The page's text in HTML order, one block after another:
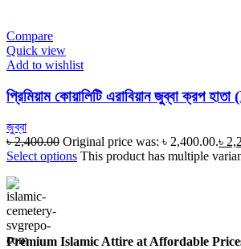
Compare
Quick view
Add to wishlist
প্রিমিয়াম কোয়ালিটি এরাবিয়ান জুব্বা ক্রপ
জুব্বা
৳2,400.00 Original price was: ৳ 2,400.00.৳
Select options This product has multiple
Premium Islamic Attire at Affordable